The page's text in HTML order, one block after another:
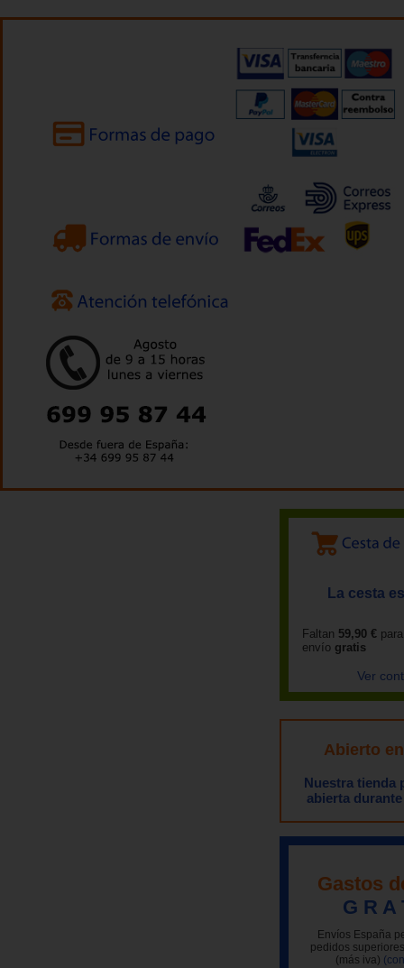
La cesta
Faltan 59,90 €
envío gratis
Ver
Abierto
Nuestra tienda
abierta
Gastos
G R A
Envíos España
pedidos
(más iva)